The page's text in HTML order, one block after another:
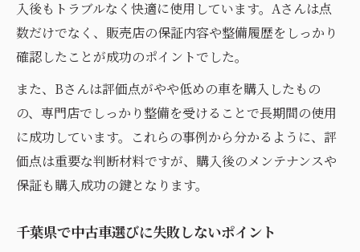
入後もトラブルなく快適に使用しています。Aさんは点
数だけでなく、販売店の保証内容や整備履歴をしっかり
確認したことが成功のポイントでした。
また、Bさんは評価点がやや低めの車を購入したもの
の、専門店でしっかり整備を受けることで長期間の使用
に成功しています。これらの事例から分かるように、評
価点は重要な判断材料ですが、購入後のメンテナンスや
保証も購入成功の鍵となります。
千葉県で中古車選びに失敗しないポイント